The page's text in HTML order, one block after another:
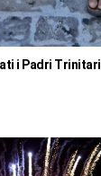
i Padri Trinitari